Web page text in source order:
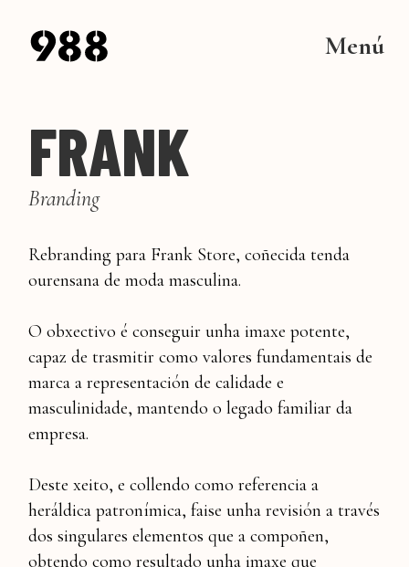
Menú
FRANK
Branding
Rebranding para Frank Store, coñecida tenda
ourensana de moda masculina.
O obxectivo é conseguir unha imaxe potente,
capaz de trasmitir como valores fundamentais de
marca a representación de calidade e
masculinidade, mantendo o legado familiar da
empresa.
Deste xeito, e collendo como referencia a
heráldica patronímica, faise unha revisión a través
dos singulares elementos que a compoñen,
obtendo como resultado unha imaxe que